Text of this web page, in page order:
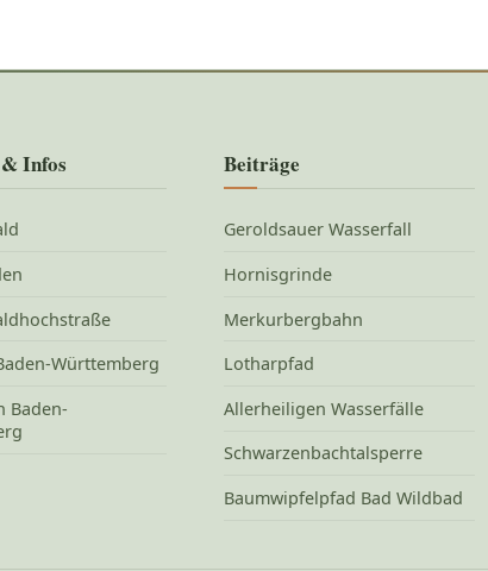
Infos
Württemberg
Baden-
Beiträge
Geroldsauer Wasserfall
Hornisgrinde
Merkurbergbahn
Lotharpfad
Allerheiligen Wasserfälle
Schwarzenbachtalsperre
Baumwipfelpfad Bad Wildbad